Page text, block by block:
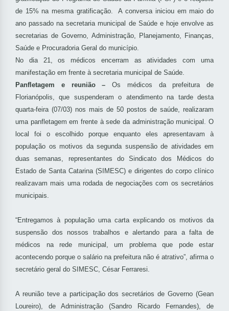
de 15% na mesma gratificação. A conversa iniciou em maio do
ano passado na secretaria municipal de Saúde e hoje envolve as
secretarias de Governo, Administração, Planejamento, Finanças,
Saúde e Procuradoria Geral do município.
No dia 21, os médicos encerram as atividades com uma
manifestação em frente à secretaria municipal de Saúde.
Panfletagem e reunião – Os médicos da prefeitura de
Florianópolis, que suspenderam o atendimento na tarde desta
quarta-feira (07/03) nos mais de 50 postos de saúde, realizaram
uma panfletagem em frente à sede da administração municipal. O
local foi o escolhido porque enquanto eles apresentavam à
população os motivos da segunda suspensão de atividades em
duas semanas, representantes do Sindicato dos Médicos do
Estado de Santa Catarina (SIMESC) e dirigentes do corpo clínico
realizavam mais uma rodada de negociações com os secretários
municipais.
“Entregamos à população uma carta explicando os motivos da
suspensão dos nossos trabalhos e alertando para a falta de
médicos na rede municipal, um problema que pode estar
acontecendo porque o salário na prefeitura não é atrativo”, afirma o
secretário geral do SIMESC, César Ferraresi.
A reunião teve a participação dos secretários de Governo (Gean
Loureiro), de Administração (Sandro Ricardo Fernandes), de